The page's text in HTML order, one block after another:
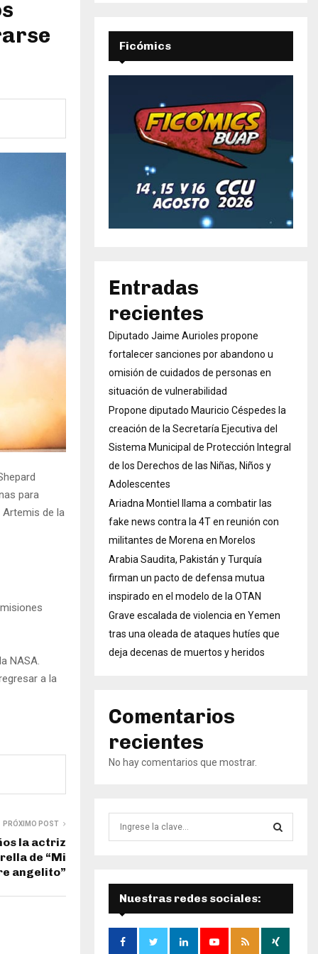
para
de la
NASA.
a la
PRÓXIMO POST
la actriz
de “Mi
angelito”
Ficómics
Entradas
recientes
Diputado Jaime Aurioles propone
fortalecer sanciones por abandono u
omisión de cuidados de personas en
situación de vulnerabilidad
Propone diputado Mauricio Céspedes la
creación de la Secretaría Ejecutiva del
Sistema Municipal de Protección Integral
de los Derechos de las Niñas, Niños y
Adolescentes
Ariadna Montiel llama a combatir las
fake news contra la 4T en reunión con
militantes de Morena en Morelos
Arabia Saudita, Pakistán y Turquía
firman un pacto de defensa mutua
inspirado en el modelo de la OTAN
Grave escalada de violencia en Yemen
tras una oleada de ataques hutíes que
deja decenas de muertos y heridos
Comentarios
recientes
No hay comentarios que mostrar.
Ú
S
Q
Nuestras redes sociales: